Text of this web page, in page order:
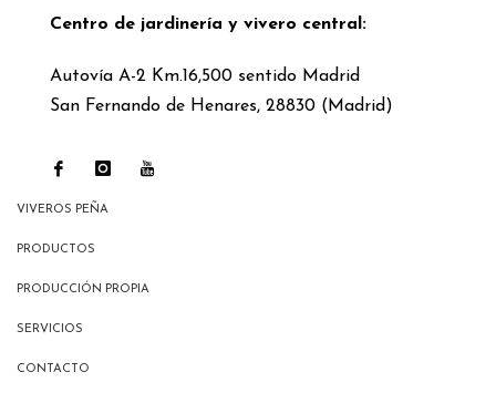
Centro de jardinería y vivero central:
Autovía A-2 Km.16,500 sentido Madrid
San Fernando de Henares, 28830 (Madrid)
VIVEROS PEÑA
PRODUCTOS
PRODUCCIÓN PROPIA
SERVICIOS
CONTACTO